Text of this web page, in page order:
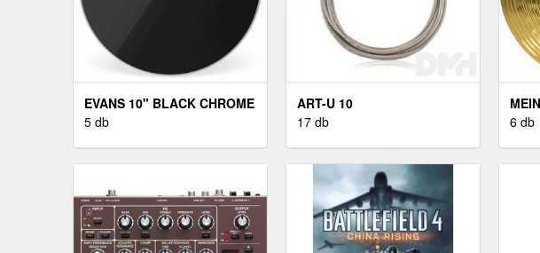
EVANS 10" BLACK CHROME
5 db
ART-U 10
17 db
6 db